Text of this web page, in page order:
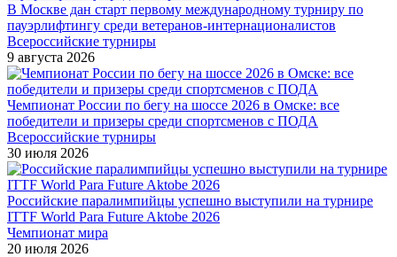
В Москве дан старт первому международному турниру по
пауэрлифтингу среди ветеранов-интернационалистов
Всероссийские турниры
9 августа 2026
Чемпионат России по бегу на шоссе 2026 в Омске: все
победители и призеры среди спортсменов с ПОДА
Всероссийские турниры
30 июля 2026
Российские паралимпийцы успешно выступили на турнире
ITTF World Para Future Aktobe 2026
Чемпионат мира
20 июля 2026